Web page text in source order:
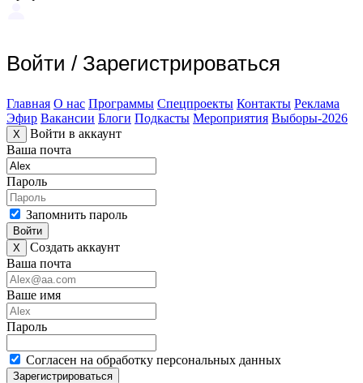
Войти / Зарегистрироваться
Главная О нас Программы Спецпроекты Контакты Реклама
Эфир Вакансии Блоги Подкасты Мероприятия Выборы-2026
X
Войти в аккаунт
Ваша почта
Пароль
Запомнить пароль
Войти
X
Создать аккаунт
Ваша почта
Ваше имя
Пароль
Согласен на обработку персональных данных
Зарегистрироваться